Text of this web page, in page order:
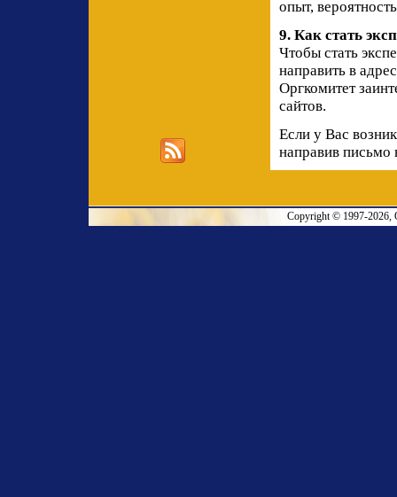
опыт,
9. Как стать
Чтобы стать
направить в
Оргкомитет
сайтов.
Если у Вас
направив
Copyright © 1997-